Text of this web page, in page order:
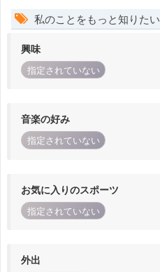
私のことをもっと知りたい
興味
指定されていない
音楽の好み
指定されていない
お気に入りのスポーツ
指定されていない
外出